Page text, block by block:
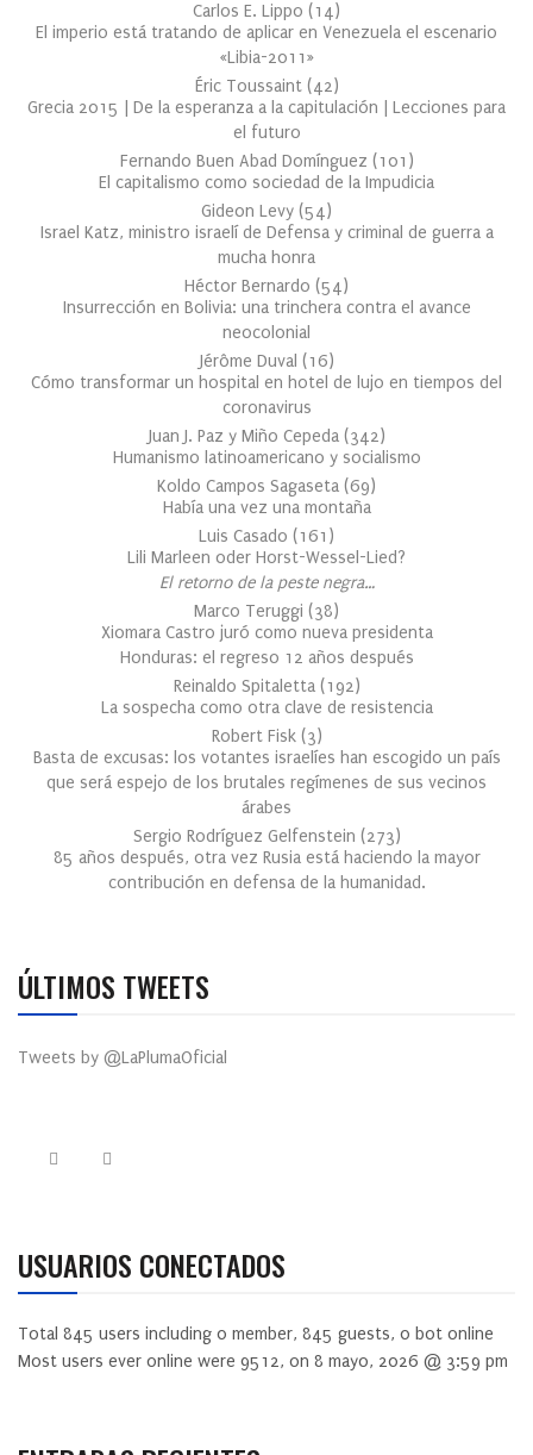
Carlos E. Lippo (14)
El imperio está tratando de aplicar en Venezuela el escenario
«Libia-2011»
Éric Toussaint (42)
Grecia 2015 | De la esperanza a la capitulación | Lecciones para
el futuro
Fernando Buen Abad Domínguez (101 )
El capitalismo como sociedad de la Impudicia
Gideon Levy (54)
Israel Katz, ministro israelí de Defensa y criminal de guerra a
mucha honra
Héctor Bernardo (54)
Insurrección en Bolivia: una trinchera contra el avance
neocolonial
Jérôme Duval (16)
Cómo transformar un hospital en hotel de lujo en tiempos del
coronavirus
Juan J. Paz y Miño Cepeda (342)
Humanismo latinoamericano y socialismo
Koldo Campos Sagaseta (69)
Había una vez una montaña
Luis Casado (161 )
Lili Marleen oder Horst-Wessel-Lied?
El retorno de la peste negra…
Marco Teruggi (38)
Xiomara Castro juró como nueva presidenta
Honduras: el regreso 12 años después
Reinaldo Spitaletta (192)
La sospecha como otra clave de resistencia
Robert Fisk (3)
Basta de excusas: los votantes israelíes han escogido un país
que será espejo de los brutales regímenes de sus vecinos
árabes
Sergio Rodríguez Gelfenstein (273)
85 años después, otra vez Rusia está haciendo la mayor
contribución en defensa de la humanidad.
ÚLTIMOS TWEETS
Tweets by @LaPlumaOficial
USUARIOS CONECTADOS
Total 845 users including 0 member, 845 guests, 0 bot online
Most users ever online were 9512, on 8 mayo, 2026 @ 3:59 pm